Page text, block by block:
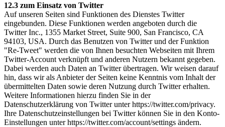
12.3 zum Einsatz von Twitter
Auf unseren Seiten sind Funktionen des Dienstes Twitter
eingebunden. Diese Funktionen werden angeboten durch die
Twitter Inc., 1355 Market Street, Suite 900, San Francisco, CA
94103, USA. Durch das Benutzen von Twitter und der Funktion
"Re-Tweet" werden die von Ihnen besuchten Webseiten mit Ihrem
Twitter-Account verknüpft und anderen Nutzern bekannt gegeben.
Dabei werden auch Daten an Twitter übertragen. Wir weisen darauf
hin, dass wir als Anbieter der Seiten keine Kenntnis vom Inhalt der
übermittelten Daten sowie deren Nutzung durch Twitter erhalten.
Weitere Informationen hierzu finden Sie in der
Datenschutzerklärung von Twitter unter https://twitter.com/privacy.
Ihre Datenschutzeinstellungen bei Twitter können Sie in den Konto-
Einstellungen unter https://twitter.com/account/settings ändern.